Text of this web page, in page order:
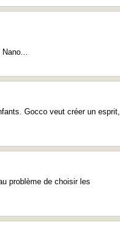
Gocco veut créer un esprit,
problème de choisir les